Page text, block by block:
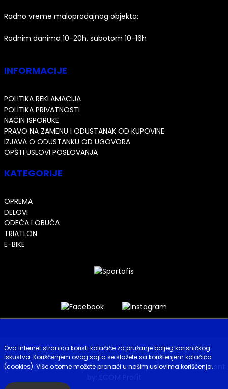
Radno vreme maloprodajnog objekta:
Radnim danima 10-20h, subotom 10-16h
INFORMACIJE
POLITIKA REKLAMACIJA
POLITIKA PRIVATNOSTI
NAČIN ISPORUKE
PRAVO NA ZAMENU I ODUSTANAK OD KUPOVINE
IZJAVA O ODUSTANKU OD UGOVORA
OPŠTI USLOVI POSLOVANJA
KATEGORIJE
OPREMA
DELOVI
ODEĆA I OBUĆA
TRIATLON
E-BIKE
© Copyright 2026. Sva prava zadržana. Sportofis. Development
Ova Internet stranica koristi kolačiće za pružanje boljeg korisničkog
iskustva. Korišćenjem ovog sajta se slažete sa korištenjem kolačića
(cookies). Više o tome možete pronaći u našim uslovima korišćenja.